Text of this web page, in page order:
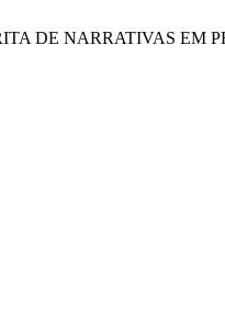
DE NARRATIVAS